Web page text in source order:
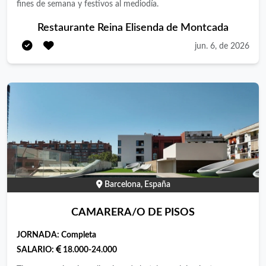
fines de semana y festivos al mediodía.
Restaurante Reina Elisenda de Montcada
jun. 6, de 2026
Barcelona, España
CAMARERA/O DE PISOS
JORNADA: Completa
SALARIO:
18.000-24.000